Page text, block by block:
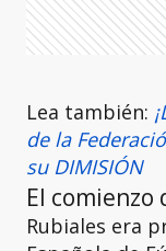
Lea también:
de la
su DIMISIÓN
El comienzo
Rubiales era